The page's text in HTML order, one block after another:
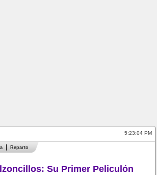
5:23:04 PM
Reparto
Su Primer Peliculón